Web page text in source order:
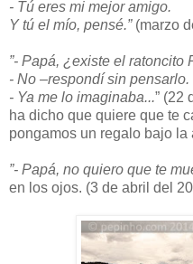
- Tú eres mi mejor amigo.
Y tú el mío, pensé.”(marzo
”- Papá, ¿existe el ratoncito
- No –respondí sin pensarlo.
- Ya me lo imaginaba...” (22
ha dicho que quiere que te
pongamos un regalo bajo la
”- Papá, no quiero que te
en los ojos. (3 de abril del